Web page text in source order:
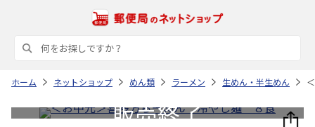
ホーム ネットショップ めん類 ラーメン 生めん・半生めん